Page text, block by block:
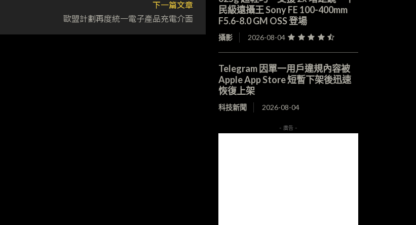
下一篇文章
歐盟計劃再度統一電子產品充電介面
民級遠攝王 Sony FE 100-400mm
F5.6-8.0 GM OSS 登場
攝影 2026-08-04
Telegram 因單一用戶違規內容被
Apple App Store 短暫下架後迅速
恢復上架
科技新聞 2026-08-04
- 廣告 -